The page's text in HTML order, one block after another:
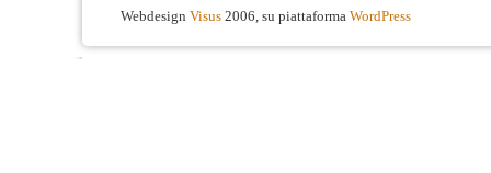
Webdesign Visus 2006, su piattaforma WordPress